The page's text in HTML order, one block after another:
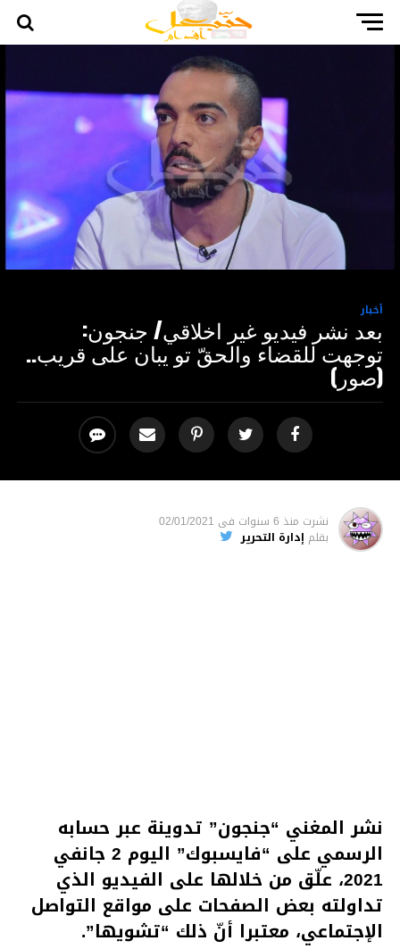
أخبار
بعد نشر فيديو غير اخلاقي/ جنجون:
توجهت للقضاء والحقّ تو يبان على قريب..
(صور)
نشرت منذ 6 سنوات فى 02/01/2021
بقلم إدارة التحرير
نشر المغني “جنجون” تدوينة عبر حسابه
الرسمي على “فايسبوك” اليوم 2 جانفي
2021، علّق من خلالها على الفيديو الذي
تداولته بعض الصفحات على مواقع التواصل
الإجتماعي، معتبرا أنّ ذلك “تشويها”.